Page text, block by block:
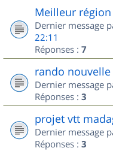
Meilleur
Dernier message
22:11
Réponses : 7
rando nouvelle
Dernier message
Réponses : 3
projet vtt
Dernier message
Réponses : 3